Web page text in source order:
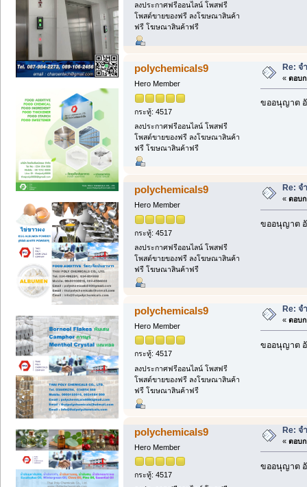
ลงประกาศฟรีออนไลน์ โพสฟรี
โพสต์ขายของฟรี ลงโฆษณาสินค้า
ฟรี โฆษณาสินค้าฟรี
polychemicals9
Hero Member
กระทู้: 4517
ลงประกาศฟรีออนไลน์ โพสฟรี
โพสต์ขายของฟรี ลงโฆษณาสินค้า
ฟรี โฆษณาสินค้าฟรี
Re: จ
« ตอบก
ขออนุญาต
polychemicals9
Hero Member
กระทู้: 4517
ลงประกาศฟรีออนไลน์ โพสฟรี
โพสต์ขายของฟรี ลงโฆษณาสินค้า
ฟรี โฆษณาสินค้าฟรี
Re:
« ตอบก
ขออนุญาต
polychemicals9
Hero Member
กระทู้: 4517
ลงประกาศฟรีออนไลน์ โพสฟรี
โพสต์ขายของฟรี ลงโฆษณาสินค้า
ฟรี โฆษณาสินค้าฟรี
Re:
« ตอบก
ขออนุญาต
polychemicals9
Hero Member
กระทู้: 4517
Re: จ
« ตอบก
ขออนุญาต